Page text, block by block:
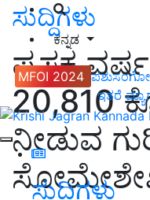
ಕನ್ನಡ
MFOI 2024
ಇತರೆ
ಸುದ್ದಿಗಳು
ಸುದ್ದಿಗಳು
ಪ್ರಸಕ್ತ
20,810
ನೀಡುವ